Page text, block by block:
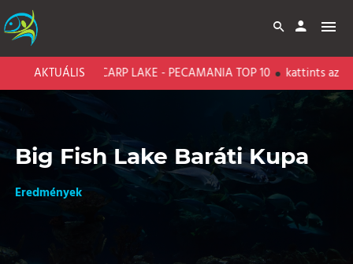
AKTUÁLISBARI CARP LAKE - PECAMANIA TOP 10 kattints az
Big Fish Lake Baráti Kupa
Eredmények